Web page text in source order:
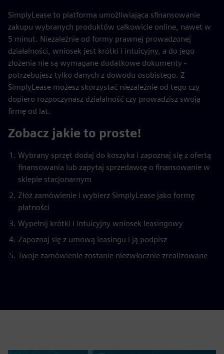
SimplyLease to platforma umożliwiająca sﬁnansowanie
zakupu wybranych produktów całkowicie online, nawet w
5 minut. Niezależnie od formy prawnej prowadzonej
działalności, wniosek jest krótki i intuicyjny, a do jego
złożenia nie są wymagane dodatkowe dokumenty -
potrzebujesz tylko danych z dowodu osobistego. Z
SimplyLease możesz skorzystać niezależnie od tego czy
dopiero rozpoczynasz działalność czy prowadzisz swoją
firmę od lat.
Zobacz jakie to proste!
Wybrany sprzęt dodaj do koszyka i zapoznaj się z ofertą
finansowania lub zapytaj sprzedawcę o finansowanie w
sklepie stacjonarnym
Złóż zamówienie i wybierz SimplyLease jako formę
płatności
Wypełnij krótki i intuicyjny wniosek leasingowy
Zapoznaj się z umową leasingu i ją podpisz
Twoje zamówienie zostanie niezwłocznie zrealizowane